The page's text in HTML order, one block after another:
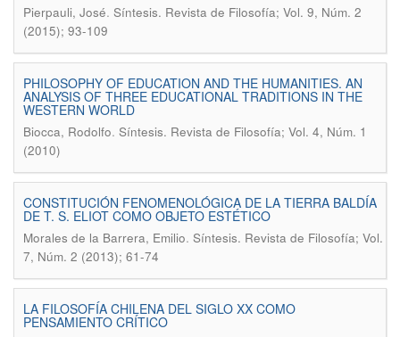
Pierpauli, José. Síntesis. Revista de Filosofía; Vol. 9, Núm. 2
(2015); 93-109
PHILOSOPHY OF EDUCATION AND THE HUMANITIES. AN
ANALYSIS OF THREE EDUCATIONAL TRADITIONS IN THE
WESTERN WORLD
Biocca, Rodolfo. Síntesis. Revista de Filosofía; Vol. 4, Núm. 1
(2010)
CONSTITUCIÓN FENOMENOLÓGICA DE LA TIERRA BALDÍA
DE T. S. ELIOT COMO OBJETO ESTÉTICO
Morales de la Barrera, Emilio. Síntesis. Revista de Filosofía; Vol.
7, Núm. 2 (2013); 61-74
LA FILOSOFÍA CHILENA DEL SIGLO XX COMO
PENSAMIENTO CRÍTICO